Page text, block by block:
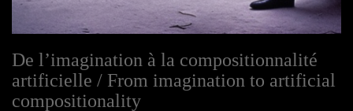
De l’imagination à la compositionnalité
artificielle / From imagination to artificial
compositionality